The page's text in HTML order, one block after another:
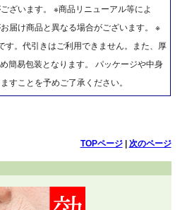
ざいます。 ※商品リニューアル等によ
届け商品と異なる場合がございます。 ※
す。代引きはご利用できません。また、厚
簡易包装となります。 パッケージや中身
すことを予めご了承ください。
TOPページ| 次のページ